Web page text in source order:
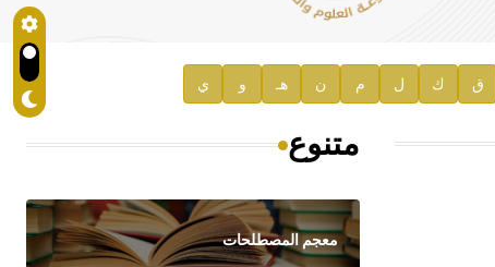
ق ك ل م ن هـ و ي
متنوع
معجم المصطلحات